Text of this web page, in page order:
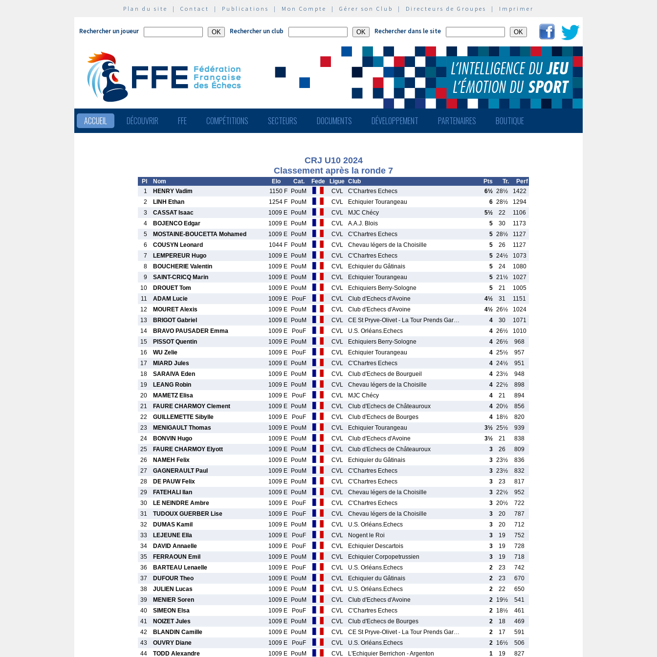
Plan du site | Contact | Publications | Mon Compte | Gérer son Club | Directeurs de Groupes | Imprimer
Rechercher un joueur Rechercher un club Rechercher dans le site
ACCUEIL DÉCOUVRIR FFE COMPÉTITIONS SECTEURS DOCUMENTS DÉVELOPPEMENT PARTENAIRES BOUTIQUE
CRJ U10 2024
Classement après la ronde 7
Pl Nom Elo Cat. Fede Ligue Club Pts Tr.
Perf
1
HENRY Vadim 1150 F PouM CVL C'Chartres Echecs 6½ 28½
1422
2
LINH Ethan 1254 F PouM CVL Echiquier Tourangeau 6 28½
1294
3
CASSAT Isaac 1009 E PouM CVL MJC Chécy 5½ 22
1106
4
BOJENCO Edgar 1009 E PouM CVL A.A.J. Blois 5 30
1173
5
MOSTAINE-BOUCETTA Mohamed 1009 E PouM CVL C'Chartres Echecs 5 28½
1127
6
COUSYN Leonard 1044 F PouM CVL Chevau légers de la Choisille 5 26
1127
7
LEMPEREUR Hugo 1009 E PouM CVL C'Chartres Echecs 5 24½
1073
8
BOUCHERIE Valentin 1009 E PouM CVL Echiquier du Gâtinais 5 24
1080
9
SAINT-CRICQ Marin 1009 E PouM CVL Echiquier Tourangeau 5 21½
1027
10
DROUET Tom 1009 E PouM CVL Echiquiers Berry-Sologne 5 21
1005
11
ADAM Lucie 1009 E PouF CVL Club d'Echecs d'Avoine 4½ 31
1151
12
MOURET Alexis 1009 E PouM CVL Club d'Echecs d'Avoine 4½ 26½
1024
13
BRIGOT Gabriel 1009 E PouM CVL CE St Pryve-Olivet - La Tour Prends Gar… 4 30
1071
14
BRAVO PAUSADER Emma 1009 E PouF CVL U.S. Orléans.Echecs 4 26½
1010
15
PISSOT Quentin 1009 E PouM CVL Echiquiers Berry-Sologne 4 26½
968
16
WU Zelie 1009 E PouF CVL Echiquier Tourangeau 4 25½
957
17
MIARD Jules 1009 E PouM CVL C'Chartres Echecs 4 24½
951
18
SARAIVA Eden 1009 E PouM CVL Club d'Echecs de Bourgueil 4 23½
948
19
LEANG Robin 1009 E PouM CVL Chevau légers de la Choisille 4 22½
898
20
MAMETZ Elisa 1009 E PouF CVL MJC Chécy 4 21
894
21
FAURE CHARMOY Clement 1009 E PouM CVL Club d'Echecs de Châteauroux 4 20½
856
22
GUILLEMETTE Sibylle 1009 E PouF CVL Club d'Echecs de Bourges 4 18½
820
23
MENIGAULT Thomas 1009 E PouM CVL Echiquier Tourangeau 3½ 25½
939
24
BONVIN Hugo 1009 E PouM CVL Club d'Echecs d'Avoine 3½ 21
838
25
FAURE CHARMOY Elyott 1009 E PouM CVL Club d'Echecs de Châteauroux 3 26
809
26
NAMEH Felix 1009 E PouM CVL Echiquier du Gâtinais 3 23½
836
27
GAGNERAULT Paul 1009 E PouM CVL C'Chartres Echecs 3 23½
832
28
DE PAUW Felix 1009 E PouM CVL C'Chartres Echecs 3 23
817
29
FATEHALI Ilan 1009 E PouM CVL Chevau légers de la Choisille 3 22½
952
30
LE NEINDRE Ambre 1009 E PouF CVL C'Chartres Echecs 3 20½
722
31
TUDOUX GUERBER Lise 1009 E PouF CVL Chevau légers de la Choisille 3 20
787
32
DUMAS Kamil 1009 E PouM CVL U.S. Orléans.Echecs 3 20
712
33
LEJEUNE Ella 1009 E PouF CVL Nogent le Roi 3 19
752
34
DAVID Annaelle 1009 E PouF CVL Echiquier Descartois 3 19
728
35
FERRAOUN Emil 1009 E PouM CVL Echiquier Corpopetrussien 3 19
718
36
BARTEAU Lenaelle 1009 E PouF CVL U.S. Orléans.Echecs 2 23
742
37
DUFOUR Theo 1009 E PouM CVL Echiquier du Gâtinais 2 23
670
38
JULIEN Lucas 1009 E PouM CVL U.S. Orléans.Echecs 2 22
650
39
MENIER Soren 1009 E PouM CVL Club d'Echecs d'Avoine 2 19½
541
40
SIMEON Elsa 1009 E PouF CVL C'Chartres Echecs 2 18½
461
41
NOIZET Jules 1009 E PouM CVL Club d'Echecs de Bourges 2 18
469
42
BLANDIN Camille 1009 E PouM CVL CE St Pryve-Olivet - La Tour Prends Gar… 2 17
591
43
OUVRY Diane 1009 E PouF CVL U.S. Orléans.Echecs 2 16½
506
44
TODD Alexandre 1009 E PouM CVL L'Echiquier Berrichon - Argenton 1 19 827